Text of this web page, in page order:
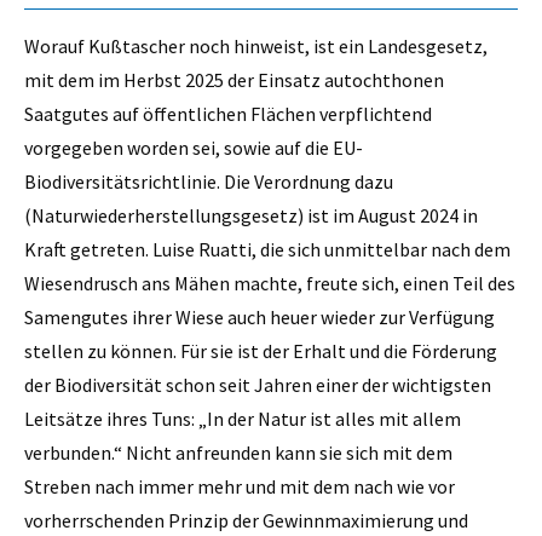
Worauf Kußtascher noch hinweist, ist ein Landesgesetz,
mit dem im Herbst 2025 der Einsatz autochthonen
Saatgutes auf öffentlichen Flächen verpflichtend
vorgegeben worden sei, sowie auf die EU-
Biodiversitätsrichtlinie. Die Verordnung dazu
(Naturwiederherstellungsgesetz) ist im August 2024 in
Kraft getreten. Luise Ruatti, die sich unmittelbar nach dem
Wiesendrusch ans Mähen machte, freute sich, einen Teil des
Samengutes ihrer Wiese auch heuer wieder zur Verfügung
stellen zu können. Für sie ist der Erhalt und die Förderung
der Biodiversität schon seit Jahren einer der wichtigsten
Leitsätze ihres Tuns: „In der Natur ist alles mit allem
verbunden.“ Nicht anfreunden kann sie sich mit dem
Streben nach immer mehr und mit dem nach wie vor
vorherrschenden Prinzip der Gewinnmaximierung und